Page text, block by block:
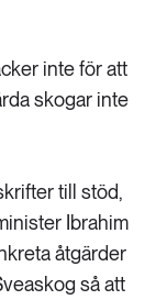
inte för att
skogar inte
till stöd,
Ibrahim
åtgärder
så att